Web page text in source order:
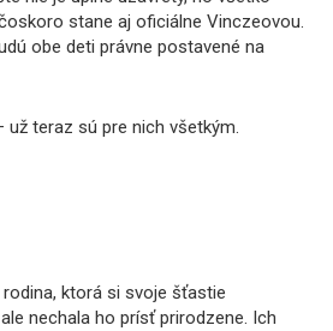
stane aj oficiálne Vinczeovou.
obe deti právne postavené na
už teraz sú pre nich všetkým.
ktorá si svoje šťastie
nechala ho prísť prirodzene. Ich